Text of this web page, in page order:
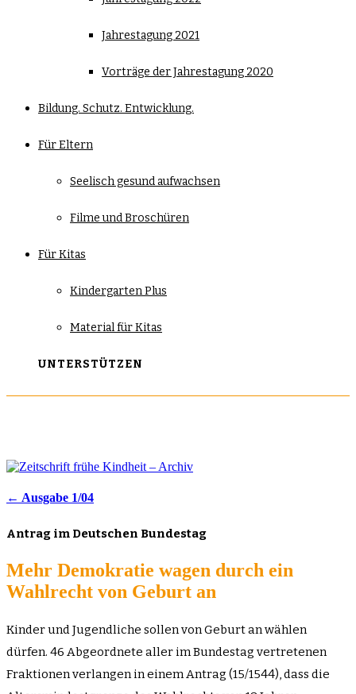
Jahrestagung 2021
Vorträge der Jahrestagung 2020
Bildung. Schutz. Entwicklung.
Für Eltern
Seelisch gesund aufwachsen
Filme und Broschüren
Für Kitas
Kindergarten Plus
Material für Kitas
UNTERSTÜTZEN
← Ausgabe 1/04
Antrag im Deutschen Bundestag
Mehr Demokratie wagen durch ein
Wahlrecht von Geburt an
Kinder und Jugendliche sollen von Geburt an wählen
dürfen. 46 Abgeordnete aller im Bundestag vertretenen
Fraktionen verlangen in einem Antrag (15/1544), dass die